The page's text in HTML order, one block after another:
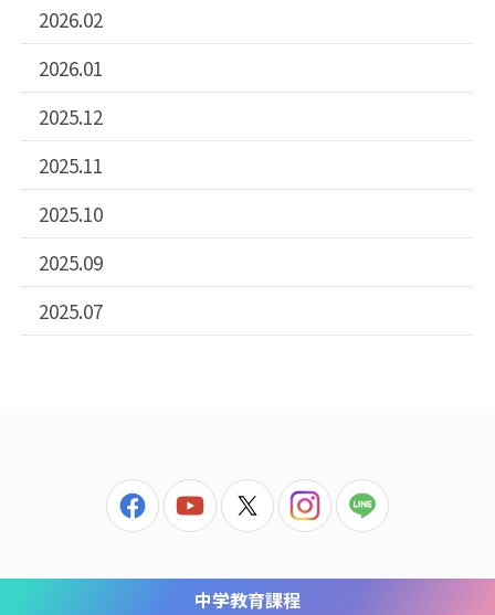
2026.02
2026.01
2025.12
2025.11
2025.10
2025.09
2025.07
中学教育課程